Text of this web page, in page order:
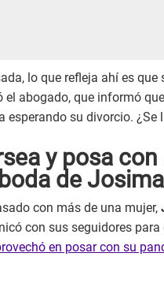
lo que refleja ahí es
el abogado, que informó que
su divorcio. ¿Se
y posa
de
con más de una mujer,
con sus seguidores
en posar con su